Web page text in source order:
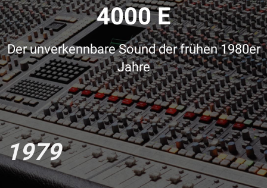
4000 E
Der unverkennbare Sound der frühen 1980er
Jahre
1979